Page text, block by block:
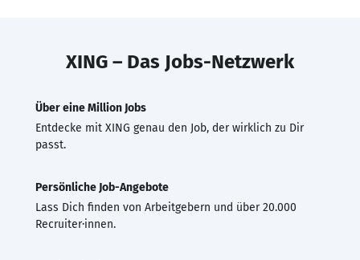
XING – Das Jobs-Netzwerk
Über eine Million Jobs
Entdecke mit XING genau den Job, der wirklich zu Dir
passt.
Persönliche Job-Angebote
Lass Dich finden von Arbeitgebern und über 20.000
Recruiter·innen.